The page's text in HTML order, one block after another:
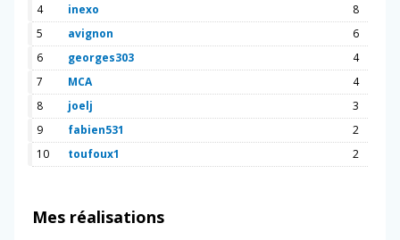
4
inexo
8
5
avignon
6
6
georges303
4
7
MCA
4
8
joelj
3
9
fabien531
2
10
toufoux1 2
Mes réalisations